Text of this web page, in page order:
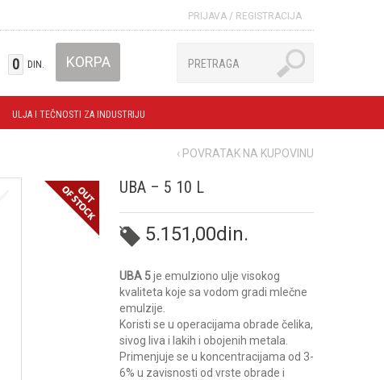
PRIJAVA / REGISTRACIJA
0 DIN. KORPA
ULJA I TEČNOSTI ZA INDUSTRIJU
‹ POVRATAK NA KUPOVINU
UBA – 5 10 L
5.151,00din.
UBA 5je emulziono ulje visokog
kvaliteta koje sa vodom gradi mlečne
emulzije.
Koristi se u operacijama obrade čelika,
sivog liva i lakih i obojenih metala.
Primenjuje se u koncentracijama od 3-
6% u zavisnosti od vrste obrade i